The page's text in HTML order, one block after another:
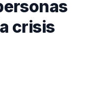
crisis